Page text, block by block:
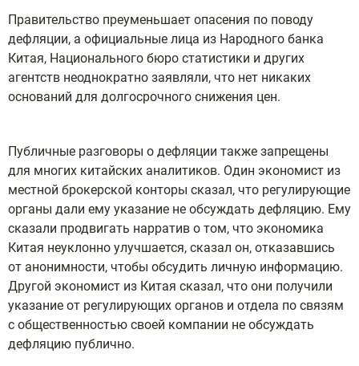
Правительство преуменьшает опасения по поводу
дефляции, а официальные лица из Народного банка
Китая, Национального бюро статистики и других
агентств неоднократно заявляли, что нет никаких
оснований для долгосрочного снижения цен.
Публичные разговоры о дефляции также запрещены
для многих китайских аналитиков. Один экономист из
местной брокерской конторы сказал, что регулирующие
органы дали ему указание не обсуждать дефляцию. Ему
сказали продвигать нарратив о том, что экономика
Китая неуклонно улучшается, сказал он, отказавшись
от анонимности, чтобы обсудить личную информацию.
Другой экономист из Китая сказал, что они получили
указание от регулирующих органов и отдела по связям
с общественностью своей компании не обсуждать
дефляцию публично.